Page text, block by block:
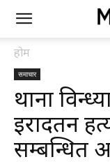
होम
समाचार
थाना
इरादतन
सम्बन्धित